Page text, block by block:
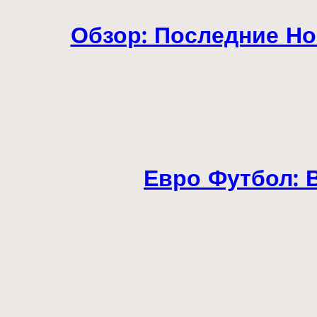
Обзор: Последние
Евро Футбол: